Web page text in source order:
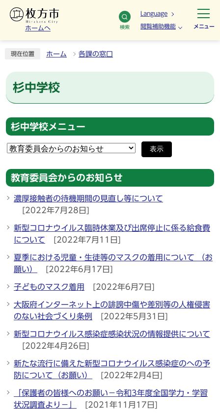
ホームへ 検索
Language
閲覧補助機能 メニュー
現在位置 ホーム 各課の窓口
杉中学校
杉中学校メニュー
表示
教育委員会からのお知らせ
濃厚接触者の待機期間の見直し等について
[2022年7月28日]
新型コロナウイルス臨時休業及び出席停止に係る給食費
について
[2022年7月11日]
夏季における児童・生徒等のマスクの着用について （お
願い）
[2022年6月17日]
子どものマスク着用 [2022年6月7日]
大阪府インターネット上の誹謗中傷や差別等の人権侵害
のない社会づくり条例
[2022年5月31日]
新型コロナウイルス感染症感染状況の情報提供について
[2022年4月26日]
新たな流行に備えた新型コロナウイルス感染症のへの予
防について（お願い）
[2022年2月4日]
「保護者の皆様へのお願い－令和3年度全国学力・学習
状況調査より－」
[2021年11月17日]